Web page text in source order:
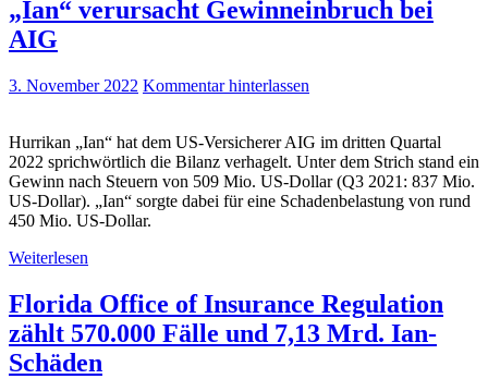
„Ian“ verursacht Gewinneinbruch bei
AIG
3. November 2022 Kommentar hinterlassen
Hurrikan „Ian“ hat dem US-Versicherer AIG im dritten Quartal
2022 sprichwörtlich die Bilanz verhagelt. Unter dem Strich stand ein
Gewinn nach Steuern von 509 Mio. US-Dollar (Q3 2021: 837 Mio.
US-Dollar). „Ian“ sorgte dabei für eine Schadenbelastung von rund
450 Mio. US-Dollar.
Weiterlesen
Florida Office of Insurance Regulation
zählt 570.000 Fälle und 7,13 Mrd. Ian-
Schäden